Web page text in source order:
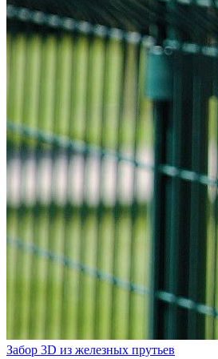
Забор 3D из железных прутьев